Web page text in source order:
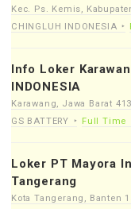
Kec. Ps. Kemis,
CHINGLUH INDONESIA
Info Loker
INDONESIA
Karawang, Jawa Barat
GS BATTERY
Full Time
Loker PT Mayora
Tangerang
Kota Tangerang, Banten